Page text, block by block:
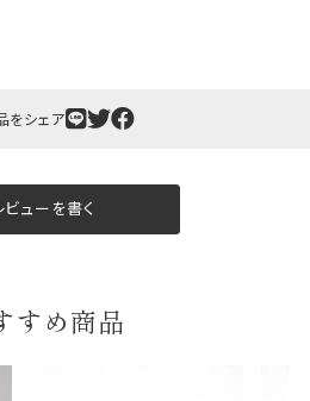
品をご購入いただきますと、熨
する包装紙です。
などに使用する包装紙です。
をシェア
ビューを書く
すめ商品